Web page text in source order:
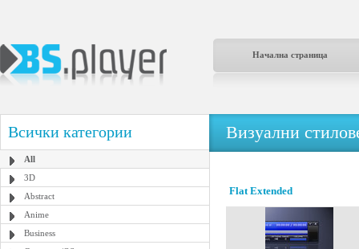
Начална страница
Всички категории
All
3D
Abstract
Anime
Business
Визуални
Flat Extended